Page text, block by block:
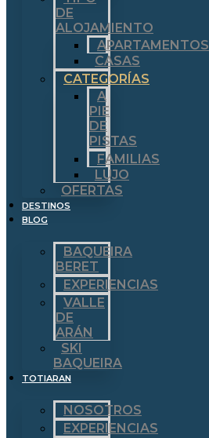
DE
ALOJAMIENTO
APARTAMENTOS
CASAS
CATEGORÍAS
A
PIE
DE
PISTAS
FAMILIAS
LUJO
OFERTAS
DESTINOS
BLOG
BAQUEIRA
BERET
EXPERIENCIAS
VALLE
DE
ARÁN
SKI
BAQUEIRA
TOTIARAN
NOSOTROS
EXPERIENCIAS